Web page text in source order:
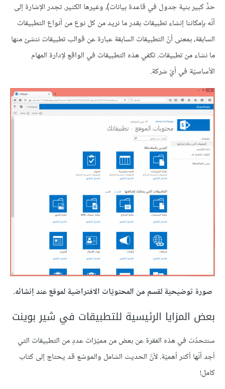
حدٍّ كبير بنية جدول في قاعدة بيانات)، وغيرها الكثير. تجدر الإشارة إلى
أنّه بإمكاننا إنشاء تطبيقات بقدر ما نريد من كل نوع من أنواع التطبيقات
السابقة، بمعنى أنّ التطبيقات السابقة عبارة عن قوالب تطبيقات ننشئ منها
ما نشاء من تطبيقات. تكفي هذه التطبيقات في الواقع لإدارة المهام
الأساسيّة في أيّ شركة.
صورة توضيحيّة لقسم من المحتويّات الافتراضية لموقع عند إنشائه.
بعض المزايا الرئيسية للتطبيقات في شير بوينت
سنتحدّث في هذه الفقرة عن بعض من مميّزات عددٍ من التطبيقات التي
أجد أنّها أكثر أهميّة. لأنّ الحديث الشامل والموسّع قد يحتاج إلى كتاب
كامل!